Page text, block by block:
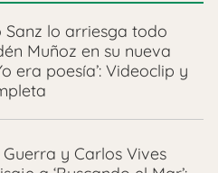
Sanz lo arriesga todo
Muñoz en su nueva
era poesía’: Videoclip y
y Carlos Vives